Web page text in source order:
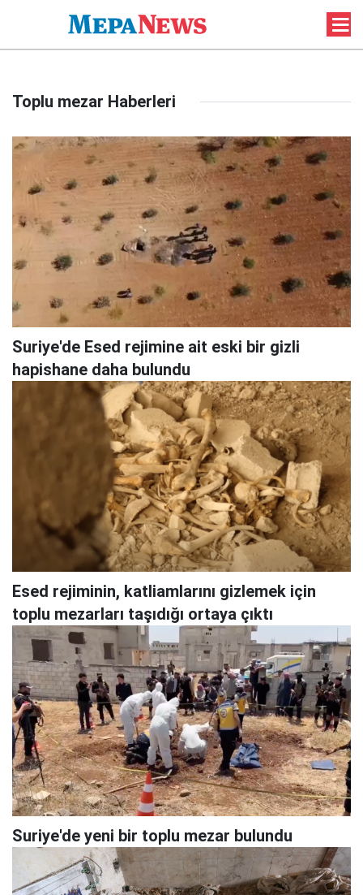
Toplu mezar Haberleri
Suriye'de Esed rejimine ait eski bir gizli
hapishane daha bulundu
Esed rejiminin, katliamlarını gizlemek için
toplu mezarları taşıdığı ortaya çıktı
Suriye'de yeni bir toplu mezar bulundu